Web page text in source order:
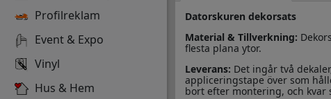
Profilreklam
Event & Expo
Vinyl
Hus & Hem
Datorskuren dekorsats
Material & Tillverkning:
flesta plana ytor.
Leverans: Det ingår två
appliceringstape över som
bort efter montering, och kvar